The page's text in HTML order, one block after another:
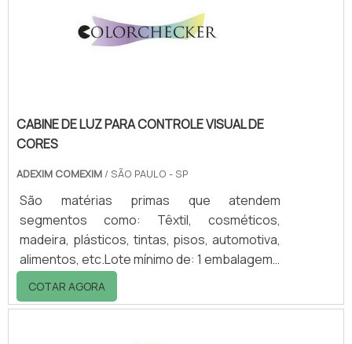
E com ampla resistência mecânico.Tipos de
tanque plásticoAbaixo, alguns exemplos de
CABINE DE LUZ PARA CONTROLE VISUAL DE
CORES
ADEXIM COMEXIM / SÃO PAULO - SP
São matérias primas que atendem
segmentos como: Têxtil, cosméticos,
madeira, plásticos, tintas, pisos, automotiva,
alimentos, etc.Lote mínimo de: 1 embalagem -
20kgProcessos de controle de qualidadeA
comparação da cor de dois objetos iguais
COTAR AGORA